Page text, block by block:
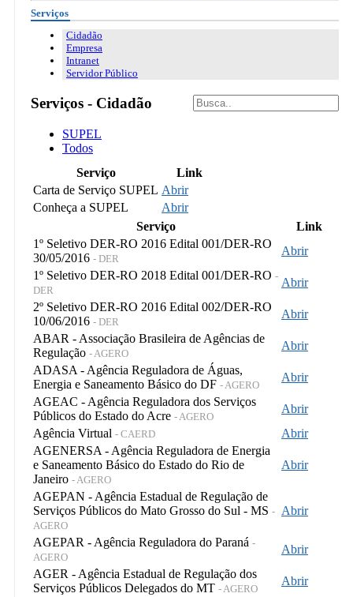
Serviços
Cidadão
Empresa
Intranet
Servidor Público
Serviços - Cidadão
SUPEL
Todos
Serviço
Link
Carta de Serviço SUPEL Abrir
Conheça a SUPEL
Abrir
Serviço
Link
1º Seletivo DER-RO 2016 Edital 001/DER-RO
30/05/2016 - DER
Abrir
1º Seletivo DER-RO 2018 Edital 001/DER-RO -
DER
Abrir
2º Seletivo DER-RO 2016 Edital 002/DER-RO
10/06/2016 - DER
Abrir
ABAR - Associação Brasileira de Agências de
Regulação - AGERO
Abrir
ADASA - Agência Reguladora de Águas,
Energia e Saneamento Básico do DF - AGERO
Abrir
AGEAC - Agência Reguladora dos Serviços
Públicos do Estado do Acre - AGERO
Abrir
Agência Virtual - CAERD
Abrir
AGENERSA - Agência Reguladora de Energia
e Saneamento Básico do Estado do Rio de
Janeiro - AGERO
Abrir
AGEPAN - Agência Estadual de Regulação de
Serviços Públicos do Mato Grosso do Sul - MS -
AGERO
Abrir
AGEPAR - Agência Reguladora do Paraná -
AGERO
Abrir
AGER - Agência Estadual de Regulação dos
Serviços Públicos Delegados do MT - AGERO
Abrir